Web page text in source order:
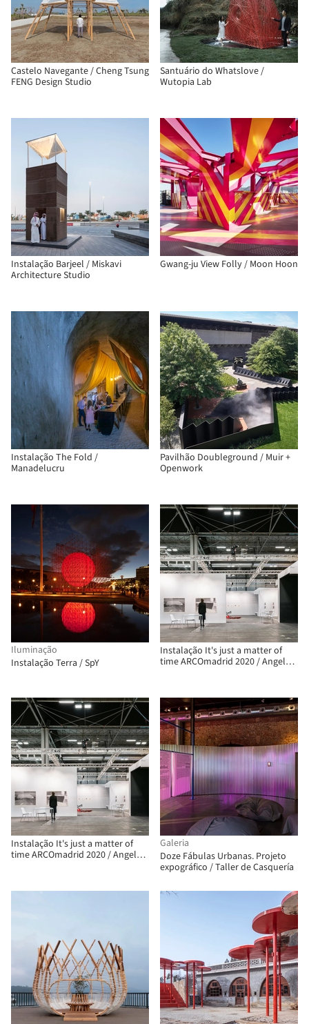
Castelo Navegante / Cheng Tsung
FENG Design Studio
Santuário do Whatslove /
Wutopia Lab
Instalação Barjeel / Miskavi
Architecture Studio
Gwang-ju View Folly / Moon Hoon
Instalação The Fold /
Manadelucru
Pavilhão Doubleground / Muir +
Openwork
Iluminação
Instalação Terra / SpY
Instalação It's just a matter of
time ARCOmadrid 2020 / Angela
Instalação It's just a matter of
time ARCOmadrid 2020 / Angela
Galeria
Doze Fábulas Urbanas. Projeto
expográfico / Taller de Casquería